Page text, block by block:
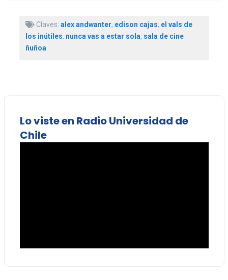
Claves: alex andwanter, edison cajas, el vals de
los inútiles, nunca vas a estar sola, sala de cine
ñuñoa
Lo viste en Radio Universidad de
Chile